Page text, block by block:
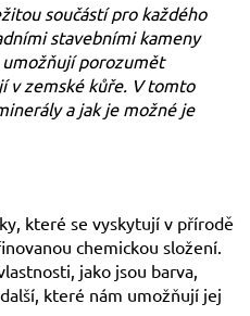
součástí pro každého
stavebními kameny
porozumět
v zemské kůře. V tomto
a jak je možné je
které se vyskytují v přírodě
chemickou složení.
jako jsou barva,
které nám umožňují jej